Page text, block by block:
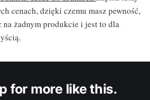
cenach, dzięki czemu masz pewność,
na żadnym produkcie i jest to dla
for more like this.